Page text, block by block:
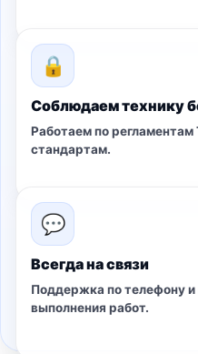
🔒
Соблюдаем технику
Работаем по
стандартам.
💬
Всегда на связи
Поддержка по телефону
выполнения работ.